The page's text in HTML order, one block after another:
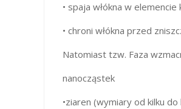
• spaja włókna w
• chroni włókna przed
Natomiast tzw. Faza
nanocząstek
•ziaren (wymiary od kilku